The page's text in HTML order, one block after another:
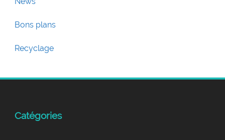
Bons plans
Recyclage
Catégories